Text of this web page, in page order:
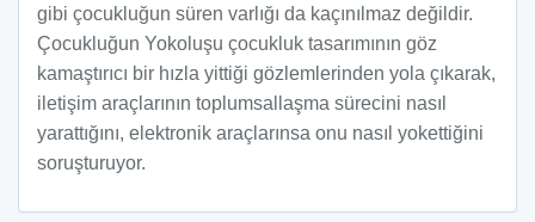
gibi çocukluğun süren varlığı da kaçınılmaz değildir.
Çocukluğun Yokoluşu çocukluk tasarımının göz
kamaştırıcı bir hızla yittiği gözlemlerinden yola çıkarak,
iletişim araçlarının toplumsallaşma sürecini nasıl
yarattığını, elektronik araçlarınsa onu nasıl yokettiğini
soruşturuyor.